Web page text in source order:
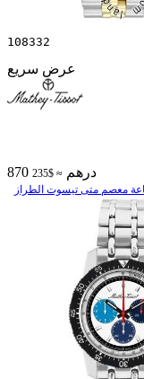
108332
عرض سريع
870 درهم ≈ $235